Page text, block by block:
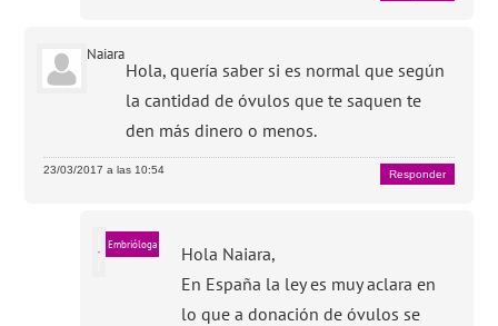
Naiara
Hola, quería saber si es normal que según
la cantidad de óvulos que te saquen te
den más dinero o menos.
23/03/2017 a las 10:54 Responder
Embrióloga
Hola Naiara,
En España la ley es muy aclara en
lo que a donación de óvulos se